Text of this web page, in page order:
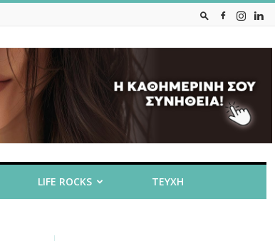
LIFE ROCKS ΤΕΥΧΗ